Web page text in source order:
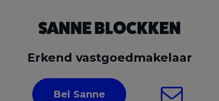
SANNE BLOCKKEN
Erkend vastgoedmakelaar
Bel Sanne